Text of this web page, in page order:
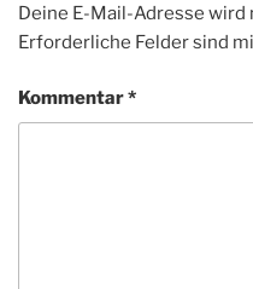
Deine E-Mail-Adresse
Erforderliche Felder sind
Kommentar*